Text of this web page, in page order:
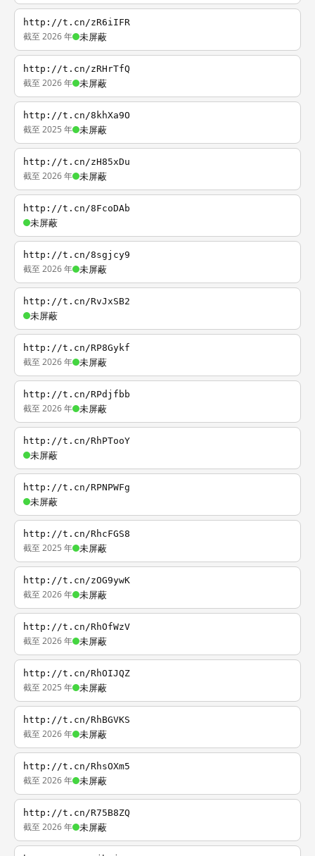
http://t.cn/zR6iIFR
截至 2026 年 未屏蔽
http://t.cn/zRHrTfQ
截至 2026 年 未屏蔽
http://t.cn/8khXa9O
截至 2025 年 未屏蔽
http://t.cn/zH85xDu
截至 2026 年 未屏蔽
http://t.cn/8FcoDAb
未屏蔽
http://t.cn/8sgjcy9
截至 2026 年 未屏蔽
http://t.cn/RvJxSB2
未屏蔽
http://t.cn/RP8Gykf
截至 2026 年 未屏蔽
http://t.cn/RPdjfbb
截至 2026 年 未屏蔽
http://t.cn/RhPTooY
未屏蔽
http://t.cn/RPNPWFg
未屏蔽
http://t.cn/RhcFGS8
截至 2025 年 未屏蔽
http://t.cn/zOG9ywK
截至 2026 年 未屏蔽
http://t.cn/RhOfWzV
截至 2026 年 未屏蔽
http://t.cn/RhOIJQZ
截至 2025 年 未屏蔽
http://t.cn/RhBGVKS
截至 2026 年 未屏蔽
http://t.cn/RhsOXm5
截至 2026 年 未屏蔽
http://t.cn/R75B8ZQ
截至 2026 年 未屏蔽